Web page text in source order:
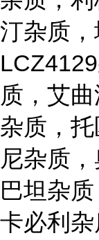
汀杂质，
质，艾
杂质，
尼杂质
巴坦杂
卡必利杂